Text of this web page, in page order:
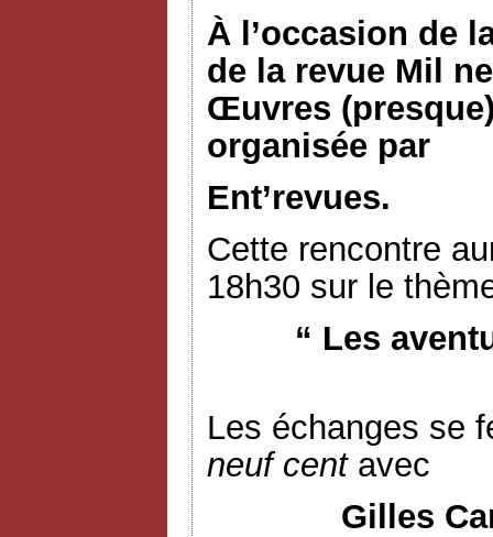
À l’occasion de
de la revue Mil
Œuvres
organisée par
Ent’revues.
Cette rencontre
18h30 sur le
“ Les
Les échanges se
neuf centavec
Gilles